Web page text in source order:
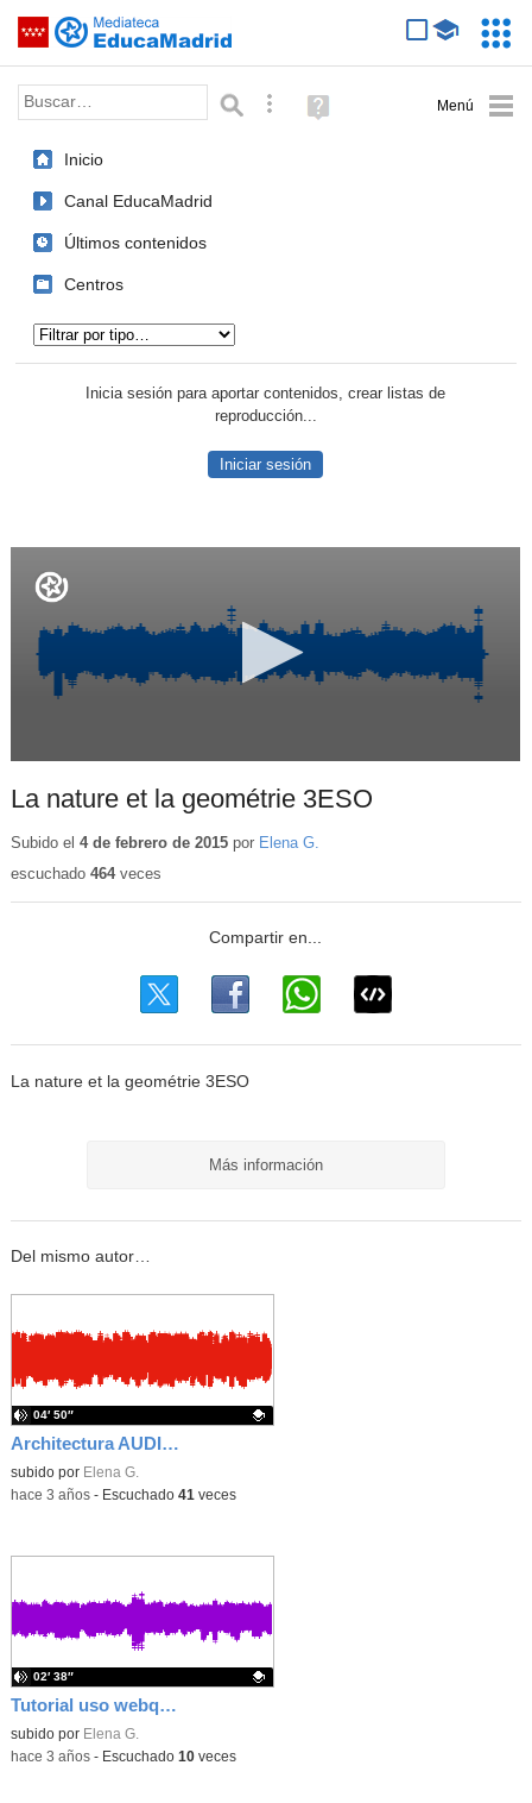
Saltar navegación
Palabra o frase: Búsqueda avanzada
Ayuda
(en
Inicio
Canal EducaMadrid
Últimos contenidos
Centros
Inicia sesión para aportar contenidos, crear listas de
reproducción...
Iniciar sesión
La nature et la geométrie 3ESO
Subido el 4 de febrero de 2015por Elena G.
escuchado 464veces
La nature et la geométrie 3ESO
Más información
Del mismo autor…
Architectura AUDIO ENG
Contenido educativo.
subido por Elena G.
04′ 50″
-hace 3 años- Escuchado 41veces
Tutorial uso webquest ENG
Contenido educativo.
subido por Elena G.
02′ 38″
-hace 3 años- Escuchado 10veces